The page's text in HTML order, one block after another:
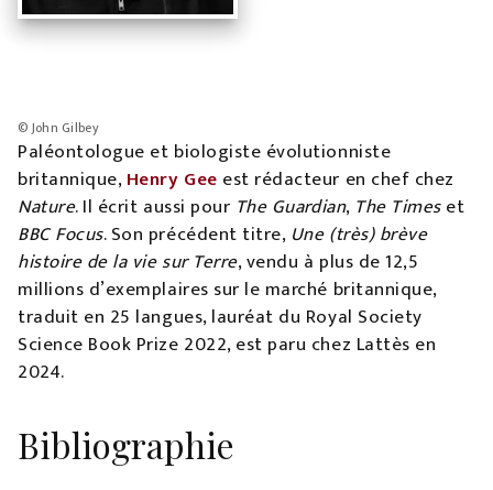
Paléontologue et biologiste évolutionniste
britannique,Henry Gee est rédacteur en chef chez
Nature. Il écrit aussi pour The Guardian, The Timeset
BBC Focus. Son précédent titre, Une (très) brève
histoire de la vie sur Terre, vendu à plus de 12,5
millions d’exemplaires sur le marché britannique,
traduit en 25 langues, lauréat du Royal Society
Science Book Prize 2022, est paru chez Lattès en
2024.
© John Gilbey
Bibliographie